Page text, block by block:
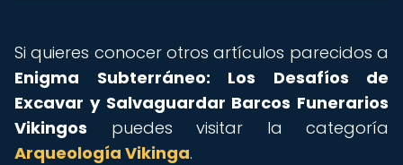
Si quieres conocer otros artículos parecidos a
Enigma Subterráneo: Los Desafíos de
Excavar y Salvaguardar Barcos Funerarios
Vikingos puedes visitar la categoría
Arqueología Vikinga.